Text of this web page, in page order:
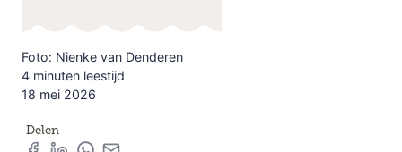
Foto: Nienke van Denderen
4 minuten leestijd
18 mei 2026
Delen